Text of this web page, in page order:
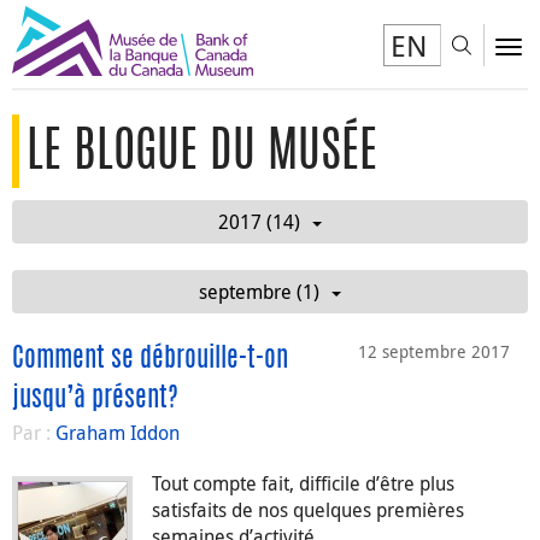
EN
LE BLOGUE DU MUSÉE
2017 (14)
septembre (1)
12 septembre 2017
Comment se débrouille-t-on
jusqu’à présent?
Par : Graham Iddon
Tout compte fait, difficile d’être plus
satisfaits de nos quelques premières